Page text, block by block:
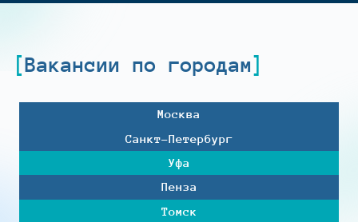
Вакансии по городам
Москва
Санкт-Петербург
Уфа
Пенза
Томск